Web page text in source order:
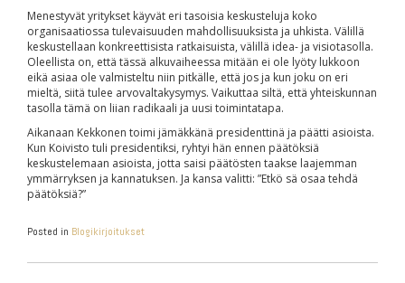
Menestyvät yritykset käyvät eri tasoisia keskusteluja koko
organisaatiossa tulevaisuuden mahdollisuuksista ja uhkista. Välillä
keskustellaan konkreettisista ratkaisuista, välillä idea- ja visiotasolla.
Oleellista on, että tässä alkuvaiheessa mitään ei ole lyöty lukkoon
eikä asiaa ole valmisteltu niin pitkälle, että jos ja kun joku on eri
mieltä, siitä tulee arvovaltakysymys. Vaikuttaa siltä, että yhteiskunnan
tasolla tämä on liian radikaali ja uusi toimintatapa.
Aikanaan Kekkonen toimi jämäkkänä presidenttinä ja päätti asioista.
Kun Koivisto tuli presidentiksi, ryhtyi hän ennen päätöksiä
keskustelemaan asioista, jotta saisi päätösten taakse laajemman
ymmärryksen ja kannatuksen. Ja kansa valitti: ”Etkö sä osaa tehdä
päätöksiä?”
Posted in Blogikirjoitukset